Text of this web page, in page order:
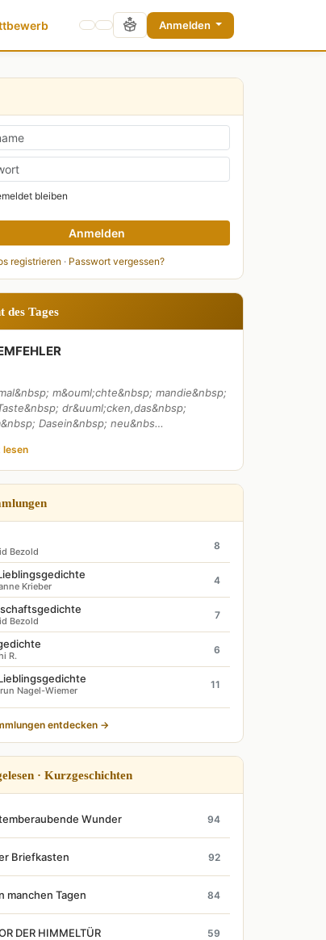
Anmelden
bleiben
Anmelden
registrieren · Passwort vergessen?
des Tages
m&ouml;chte&nbsp; mandie&nbsp;
dr&uuml;cken,das&nbsp;
Dasein&nbsp; neu&nbs…
lesen
Bezold
8
Krieber
4
Bezold
7
R.
6
Nagel-Wiemer
11
entdecken →
· Kurzgeschichten
Wunder 94
Briefkasten 92
manchen Tagen 84
DER HIMMELTÜR 59